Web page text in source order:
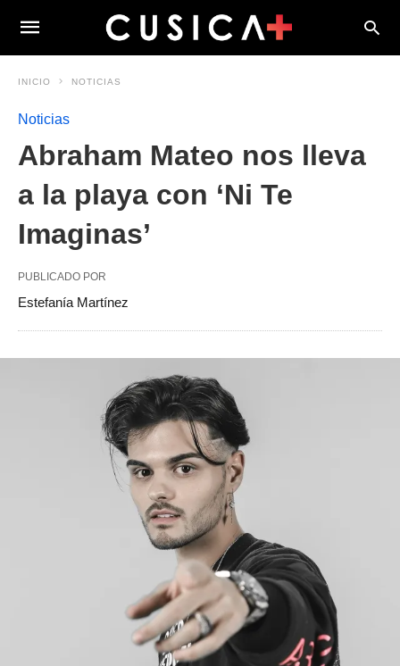
INICIO NOTICIAS
Noticias
Abraham Mateo nos lleva
a la playa con ‘Ni Te
Imaginas’
PUBLICADO POR
Estefanía Martínez